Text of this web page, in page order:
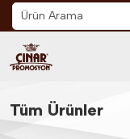
Ana Sayfa
Hakkımızda
Tüm Ürünler